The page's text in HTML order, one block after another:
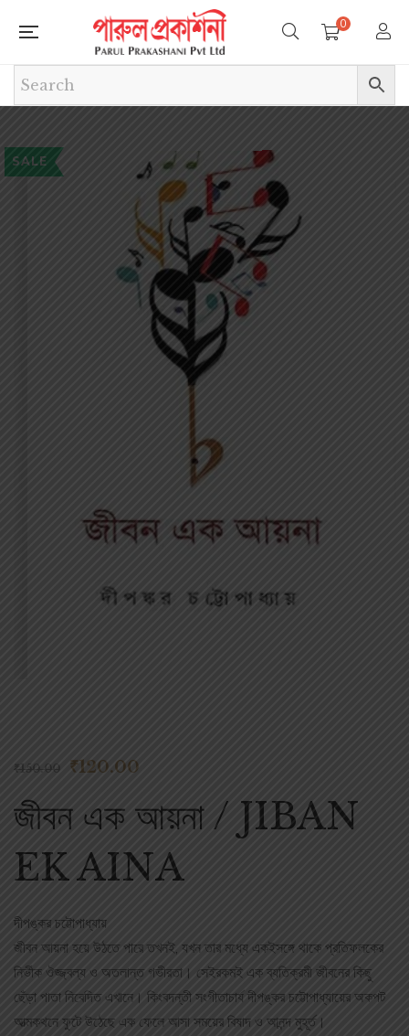
0
SALE
₹150.00 ₹120.00
জীবন এক আয়না / JIBAN
EK AINA
দীপঙ্কর চট্টোপাধ্যায়
জীবন আয়না হয়ে উঠতে পারে তখনই, যখন তার মধ্যে একইসঙ্গে থাকে প্রতিফলকের
নির্ভীক ঔজ্জ্বল্য ও অতলান্ত গভীরতা। সেইরকমই এক ব্যতিক্রমী জীবনের কিছু
ছেঁড়া পাতা নিবেদিত এখানে। কিংবদন্তী সংগীতাচার্য দীপঙ্কর চট্টোপাধ্যায়ের অকপট
আত্মকথনে ফুটে উঠেছে এক ফেলে আসা সময়ের বিষাদ ও আনন্দ মুহূর্ত।